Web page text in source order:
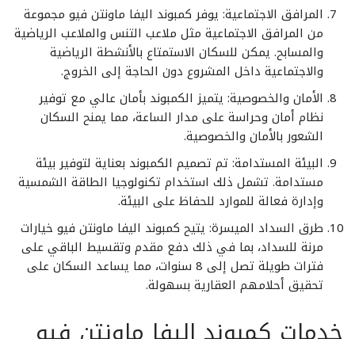
المرافق الاجتماعية: يوفر كمبوند اليفا ماونتن فيو مجموعة
من المرافق الاجتماعية مثل ملاعب التنس والملاعب الرياضية
والمسابح. يمكن للسكان الاستمتاع بالأنشطة الرياضية
والاجتماعية داخل المشروع دون الحاجة إلى الخروج.
الأمان والخصوصية: يتميز الكمبوند بأمان عالي مع توفير
نظام أمان وحراسة على مدار الساعة، مما يمنح السكان
الشعور بالأمان والخصوصية.
البيئة المستدامة: تم تصميم الكمبوند بعناية لتوفير بيئة
مستدامة. تشمل ذلك استخدام تكنولوجيا الطاقة الشمسية
وإدارة فعالة للموارد للحفاظ على البيئة.
طرق السداد الميسرة: يتيح كمبوند اليفا ماونتن فيو خيارات
مرنة للسداد، بما في ذلك دفع مقدم وتقسيط الباقي على
فترات طويلة تصل إلى 8 سنوات، مما يساعد السكان على
تحقيق أحلامهم العقارية بسهولة.